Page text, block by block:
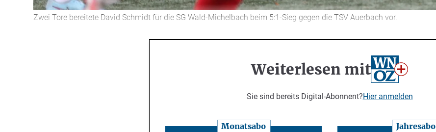
Zwei Tore bereitete David Schmidt für die SG Wald-Michelbach beim 5:1-Sieg gegen die TSV Auerbach vor.
Weiterlesen mit
Sie sind bereits Digital-Abonnent?Hier anmelden
Monatsabo Jahresabo